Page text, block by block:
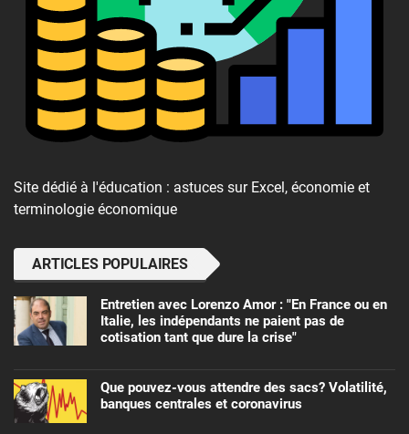
Site dédié à l'éducation : astuces sur Excel, économie et
terminologie économique
ARTICLES POPULAIRES
Entretien avec Lorenzo Amor : "En France ou en
Italie, les indépendants ne paient pas de
cotisation tant que dure la crise"
Que pouvez-vous attendre des sacs? Volatilité,
banques centrales et coronavirus